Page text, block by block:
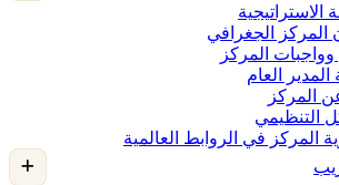
الاستراتيجية
المركز الجغرافي
وواجبات المركز
المدير العام
المركز
التنظيمي
المركز في الروابط العالمية